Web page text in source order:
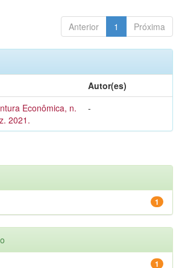
Anterior 1 Próxima
Autor(es)
Econômica, n.
2021.
-
1
1